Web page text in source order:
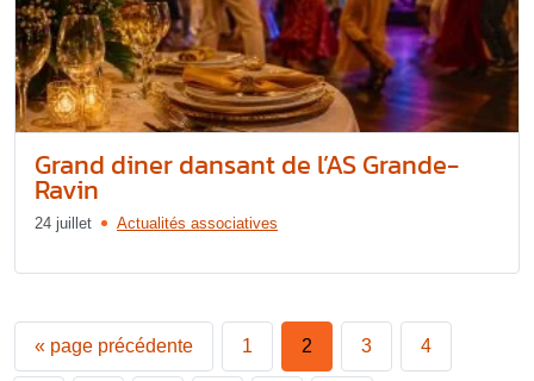
Grand diner dansant de l’AS Grande-
Ravin
24 juillet Actualités associatives
« page précédente 1 2 3 4